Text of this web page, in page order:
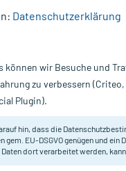
Nur für kurze Zeit:
cm Steril,
Datenschutzerklärung
können wir Besuche und
zu verbessern
Plugin).
hin, dass die
gem. EU-DSGVO genügen und
Daten dort verarbeitet werden,